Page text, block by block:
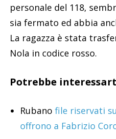
personale del 118,
sia fermato ed abbia
La ragazza è stata
Nola in codice rosso.
Potrebbe
Rubano file riservati
offrono a Fabrizio